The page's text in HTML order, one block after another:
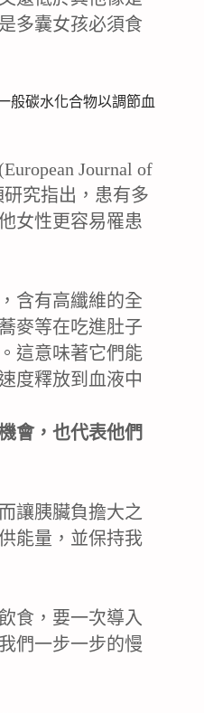
多囊女孩必須食
般碳水化合物以調節血
Journal of
究指出，患有多
女性更容易罹患
含有高纖維的全
麥等在吃進肚子
這意味著它們能
度釋放到血液中
會，也代表他們
讓胰臟負擔大之
能量，並保持我
食，要一次導入
們一步一步的慢